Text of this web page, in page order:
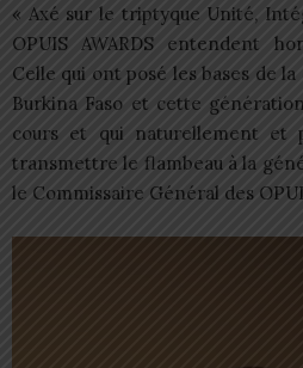
« Axé sur le triptyque Unité,
OPUIS AWARDS entendent
Celle qui ont posé les bases de
Burkina Faso et cette
cours et qui naturellement et
transmettre le flambeau à la
le Commissaire Général des